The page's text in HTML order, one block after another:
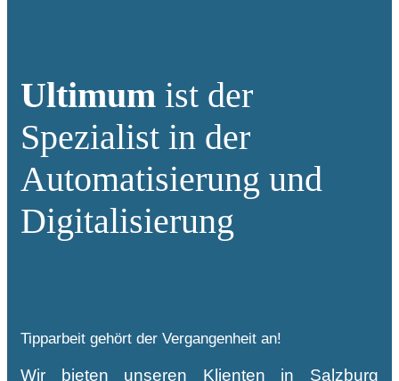
Ultimum ist der
Spezialist in der
Automatisierung und
Digitalisierung
Tipparbeit gehört der Vergangenheit an!
Wir bieten unseren Klienten in Salzburg